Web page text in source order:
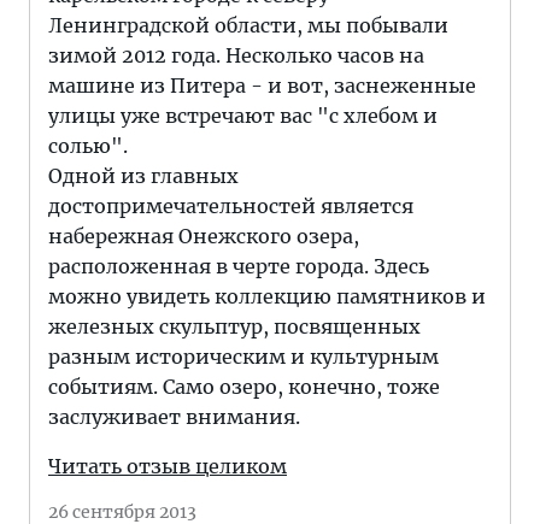
Ленинградской области, мы побывали
зимой 2012 года. Несколько часов на
машине из Питера - и вот, заснеженные
улицы уже встречают вас "с хлебом и
солью".
Одной из главных
достопримечательностей является
набережная Онежского озера,
расположенная в черте города. Здесь
можно увидеть коллекцию памятников и
железных скульптур, посвященных
разным историческим и культурным
событиям. Само озеро, конечно, тоже
заслуживает внимания.
Читать отзыв целиком
26 сентября 2013